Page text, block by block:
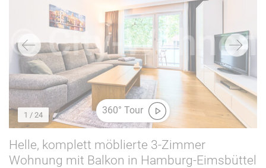
1 / 24 360° Tour
Helle, komplett möblierte 3-Zimmer
Wohnung mit Balkon in Hamburg-Eimsbüttel